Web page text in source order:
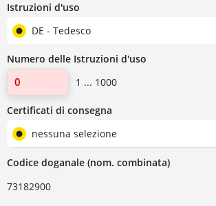
Istruzioni d'uso
DE - Tedesco
Numero delle Istruzioni d'uso
1 ... 1000
Certificati di consegna
nessuna selezione
Codice doganale (nom. combinata)
73182900